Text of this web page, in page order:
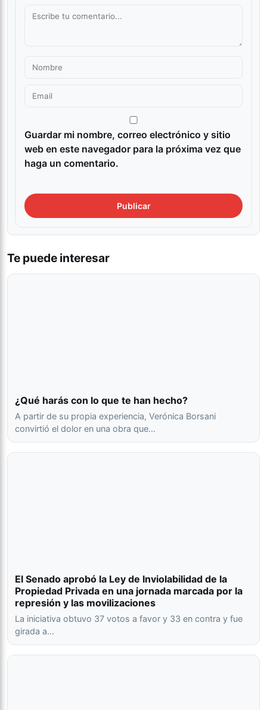
Guardar mi nombre, correo electrónico y sitio
web en este navegador para la próxima vez que
haga un comentario.
Te puede interesar
¿Qué harás con lo que te han hecho?
A partir de su propia experiencia, Verónica Borsani
convirtió el dolor en una obra que…
El Senado aprobó la Ley de Inviolabilidad de la
Propiedad Privada en una jornada marcada por la
represión y las movilizaciones
La iniciativa obtuvo 37 votos a favor y 33 en contra y fue
girada a…